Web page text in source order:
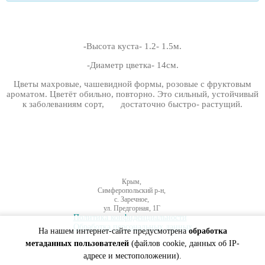
На нашем интернет-сайте предусмотренаобработка
метаданных пользователей (файлов cookie, данных об IP-
адресе и местоположении).
-Высота куста- 1.2- 1.5м.
-Диаметр цветка- 14см.
Цветы махровые, чашевидной формы, розовые с фруктовым
ароматом. Цветёт обильно, повторно. Это сильный, устойчивый
к заболеваниям сорт, достаточно быстро- растущий.
Крым,
Симферопольский р-н,
с. Заречное,
ул. Предгорная, 1Г
Политика конфиденциальности
Обработка персональных данных